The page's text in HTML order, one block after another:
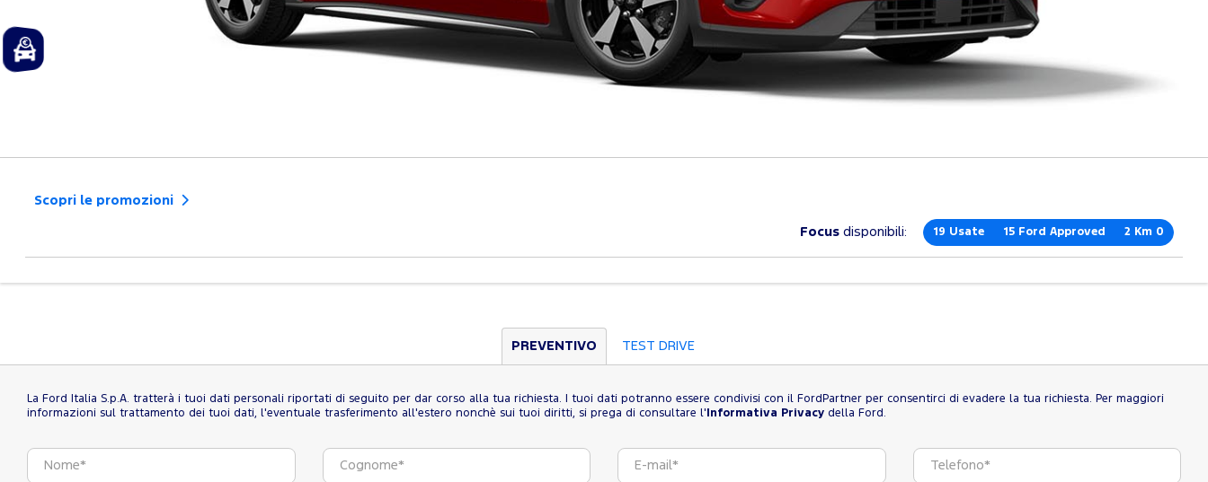
Scopri le promozioni
Focus disponibili: 19 Usate 15 Ford Approved 2 Km 0
PREVENTIVO TEST DRIVE
La Ford Italia S.p.A. tratterà i tuoi dati personali riportati di seguito per dar corso alla tua richiesta. I tuoi dati potranno essere condivisi con il FordPartner per consentirci di evadere la tua richiesta. Per maggiori
informazioni sul trattamento dei tuoi dati, l'eventuale trasferimento all'estero nonchè sui tuoi diritti, si prega di consultare l' Informativa Privacy della Ford.